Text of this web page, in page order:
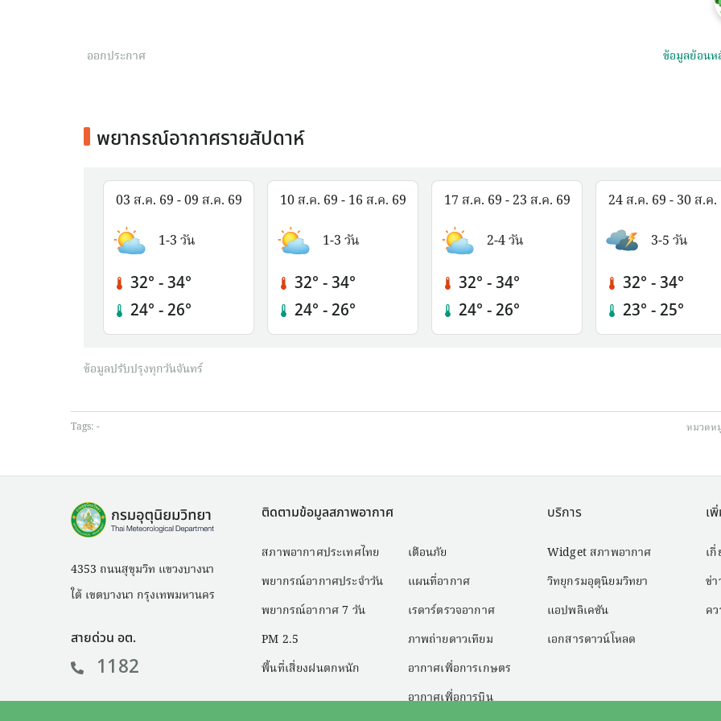
ออกประกาศ ข้อมูลย้อนห
พยากรณ์อากาศรายสัปดาห์
03 ส.ค. 69 - 09 ส.ค. 69
1-3 วัน
32° - 34°
24° - 26°
10 ส.ค. 69 - 16 ส.ค. 69
1-3 วัน
32° - 34°
24° - 26°
17 ส.ค. 69 - 23 ส.ค. 69
2-4 วัน
32° - 34°
24° - 26°
24 ส.ค. 69 - 30 ส.ค.
3-5 วัน
32° - 34°
23° - 25°
ข้อมูลปรับปรุงทุกวันจันทร์
Tags: - หมวดห
4353 ถนนสุขุมวิท แขวงบางนา
ใต้ เขตบางนา กรุงเทพมหานคร
สายด่วน อต.
1182
ติดตามข้อมูลสภาพอากาศ
สภาพอากาศประเทศไทย
พยากรณ์อากาศประจำวัน
พยากรณ์อากาศ 7 วัน
PM 2.5
พื้นที่เสี่ยงฝนตกหนัก
เตือนภัย
แผนที่อากาศ
เรดาร์ตรวจอากาศ
ภาพถ่ายดาวเทียม
อากาศเพื่อการเกษตร
อากาศเพื่อการบิน
บริการ
Widget สภาพอากาศ
วิทยุกรมอุตุนิยมวิทยา
แอปพลิเคชัน
เอกสารดาวน์โหลด
เ
เ
ข่
ค